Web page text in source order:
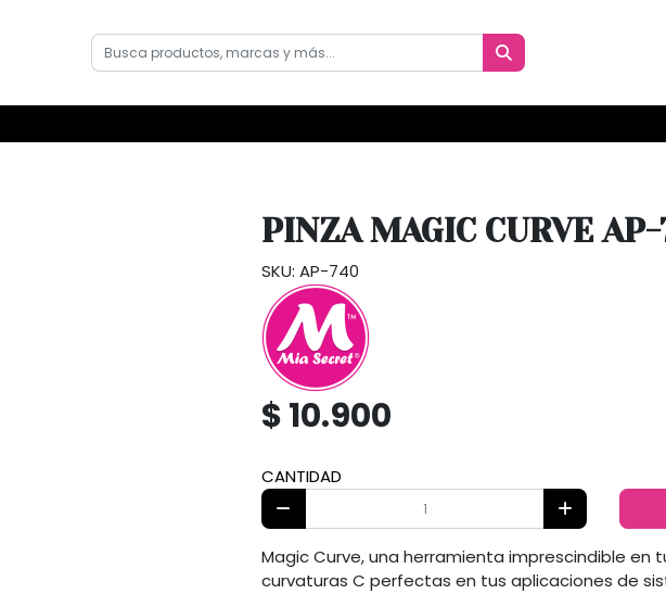
PINZA MAGIC CURVE
SKU: AP-740
$ 10.900
CANTIDAD
Magic Curve, una herramienta imprescindible en
curvaturas C perfectas en tus aplicaciones de